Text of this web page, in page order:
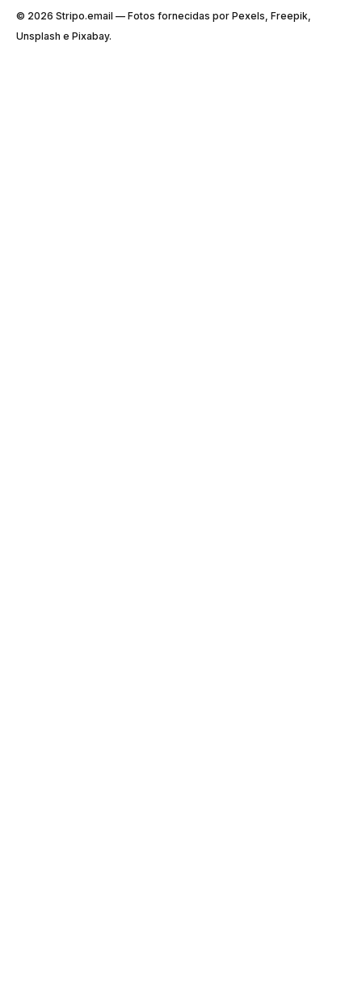
© 2026 Stripо.email — Fotos fornecidas por Pexels, Freepik,
Unsplash e Pixabay.